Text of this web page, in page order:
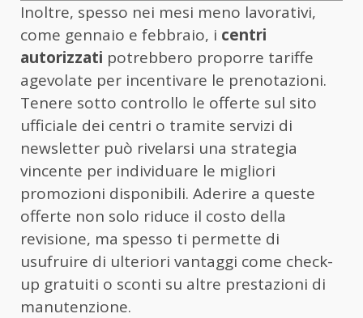
Inoltre, spesso nei mesi meno lavorativi,
come gennaio e febbraio, i centri
autorizzati potrebbero proporre tariffe
agevolate per incentivare le prenotazioni.
Tenere sotto controllo le offerte sul sito
ufficiale dei centri o tramite servizi di
newsletter può rivelarsi una strategia
vincente per individuare le migliori
promozioni disponibili. Aderire a queste
offerte non solo riduce il costo della
revisione, ma spesso ti permette di
usufruire di ulteriori vantaggi come check-
up gratuiti o sconti su altre prestazioni di
manutenzione.